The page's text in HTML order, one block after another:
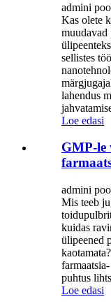
admini
Kas olete
muudavad
sellistes
lahendus
Loe edasi
GMP-le
admini
Mis teeb
kuidas
ülipeened
puhtus
Loe edasi